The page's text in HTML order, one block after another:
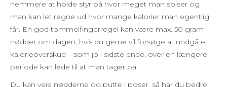
nemmere at holde styr på hvor meget man spiser og
man kan let regne ud hvor mange kalorier man egentlig
får. En god tommelfingerregel kan være max. 50 gram
nødder om dagen, hvis du gerne vil forsøge at undgå et
kalorieoverskud – som jo i sidste ende, over en længere
periode kan lede til at man tager på.
Du kan veje nødderne og putte i poser, så har du bedre